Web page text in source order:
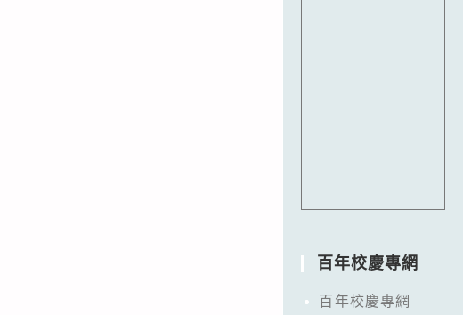
百年校慶專網
百年校慶專網